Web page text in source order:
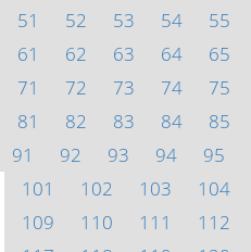
51
52 53 54 55
61
62 63 64 65
71
72 73 74 75
81
82 83 84 85
91
92 93 94 95
101
102 103 104
109
110 111 112